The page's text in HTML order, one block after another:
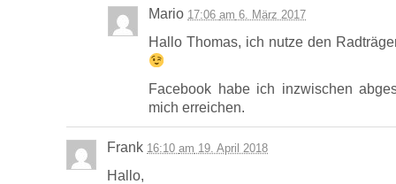
Mario 17:06 am 6. März 2017
Hallo Thomas, ich nutze den
Facebook habe ich inzwischen
mich erreichen.
Frank 16:10 am 19. April 2018
Hallo,